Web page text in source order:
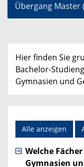
Übergang Master
Hier finden Sie
Bachelor-
Gymnasien und
Alle anzeigen
Welche
Gymnasien